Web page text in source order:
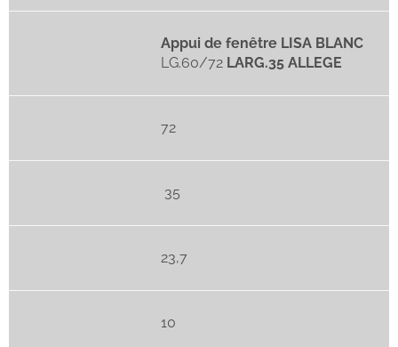
Appui de fenêtre LISA BLANC
LG.60/72 LARG.35 ALLEGE
72
35
23,7
10